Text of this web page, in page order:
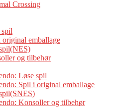
Crossing
emballage
og tilbehør
Løse spil
Spil i original emballage
Konsoller og tilbehør